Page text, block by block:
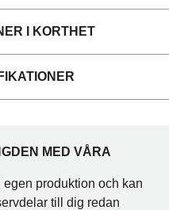
I KORTHET
MED VÅRA
produktion och kan
till dig redan